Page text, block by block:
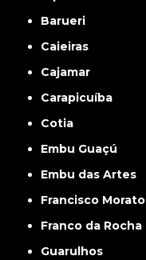
Barueri
Caieiras
Cajamar
Carapicuíba
Cotia
Embu Guaçú
Embu das Artes
Francisco Morato
Franco da Rocha
Guarulhos